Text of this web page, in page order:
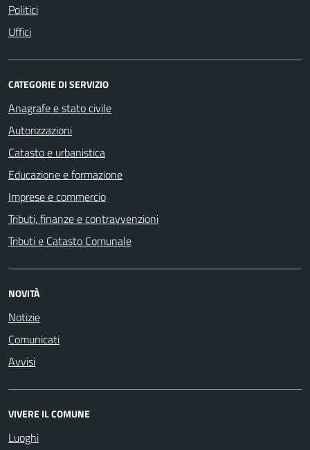
Politici
Uffici
CATEGORIE DI SERVIZIO
Anagrafe e stato civile
Autorizzazioni
Catasto e urbanistica
Educazione e formazione
Imprese e commercio
Tributi, finanze e contravvenzioni
Tributi e Catasto Comunale
NOVITÀ
Notizie
Comunicati
Avvisi
VIVERE IL COMUNE
Luoghi